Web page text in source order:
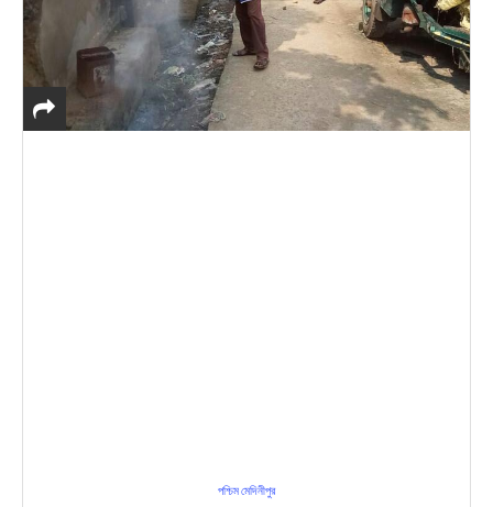
পশ্চিম মেদিনীপুর